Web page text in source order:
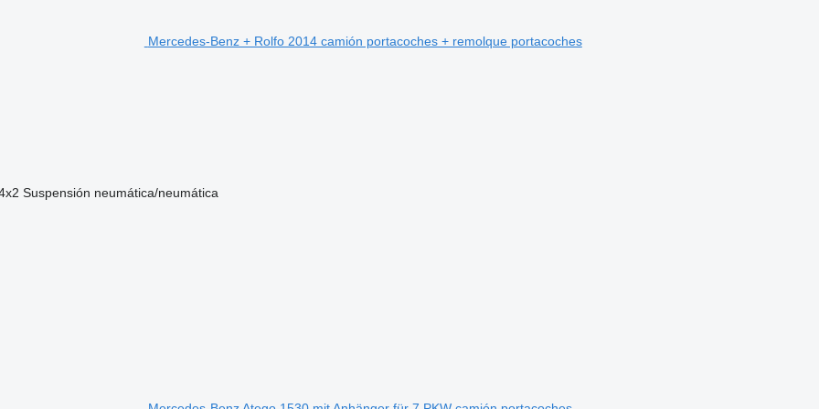
Mercedes-Benz + Rolfo 2014 camión portacoches + remolque portacoches
Suspensión neumática/neumática